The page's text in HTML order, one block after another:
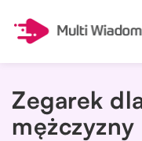
Zegarek
mężczyzny